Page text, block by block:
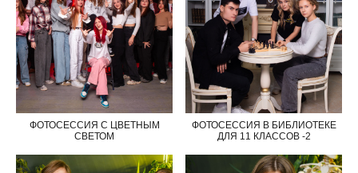
ФОТОСЕССИЯ С ЦВЕТНЫМ
СВЕТОМ
ФОТОСЕССИЯ В БИБЛИОТЕКЕ
ДЛЯ 11 КЛАССОВ -2